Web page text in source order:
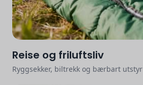
Reise og friluftsliv
Ryggsekker, biltrekk og bærbart utstyr